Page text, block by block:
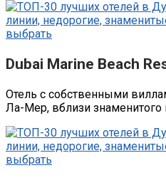
Dubai Marine Beach
Отель с собственными
Ла-Мер, вблизи знаменитого